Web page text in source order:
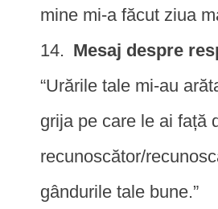
mine mi-a făcut ziua
Mesaj despre
“Urările tale mi-au
grija pe care le ai față
recunoscător/
gândurile tale bune.”